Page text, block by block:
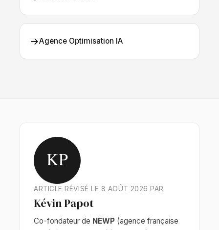
→Agence Optimisation IA
KP
ARTICLE RÉVISÉ LE 8 AOÛT 2026 PAR
Kévin Papot
Co-fondateur de NEWP (agence française